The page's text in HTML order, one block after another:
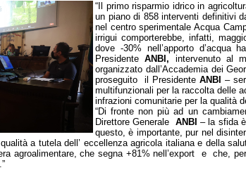
“Il primo risparmio idrico in
un piano di 858 interventi definitivi
nel centro sperimentale Acqua
irrigui comporterebbe, infatti,
dove -30% nell’apporto d’acqua
PresidenteANBI, intervenuto al
organizzato dall’Accademia dei
proseguito il PresidenteANBI –
multifunzionali per la raccolta delle
infrazioni comunitarie per la qualità
“Di fronte non più ad un
Direttore Generale ANBI – la sfida
questo, è importante, pur nel
a tutela dell’ eccellenza agricola italiana e della
agroalimentare, che segna +81% nell’export e che,